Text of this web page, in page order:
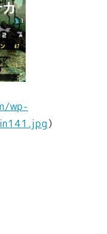
wp-
）